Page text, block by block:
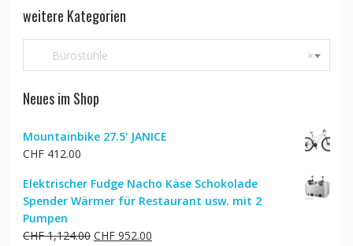
weitere Kategorien
×
Bürostühle
Neues im Shop
Mountainbike 27.5' JANICE
CHF412.00
Elektrischer Fudge Nacho Käse Schokolade
Spender Wärmer für Restaurant usw. mit 2
Pumpen
CHF1,124.00 Ursprünglicher
CHF952.00Aktueller